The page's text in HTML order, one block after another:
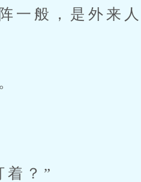
一般，是外来人
？”